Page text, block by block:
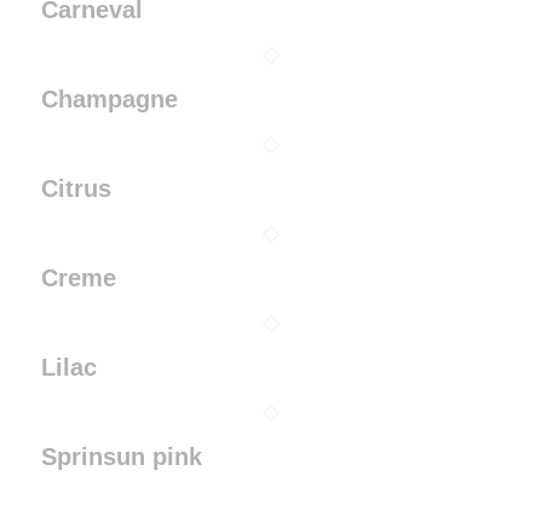
Carneval
Champagne
Citrus
Creme
Lilac
Sprinsun pink